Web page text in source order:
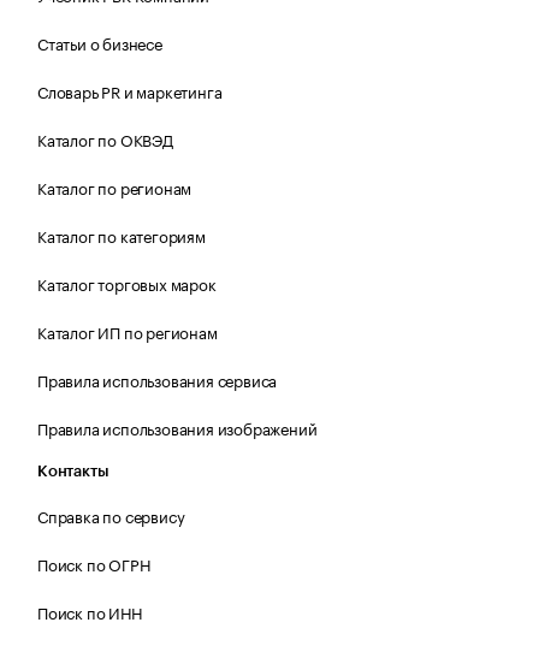
Статьи о бизнесе
Словарь PR и маркетинга
Каталог по ОКВЭД
Каталог по регионам
Каталог по категориям
Каталог торговых марок
Каталог ИП по регионам
Правила использования сервиса
Правила использования изображений
Контакты
Справка по сервису
Поиск по ОГРН
Поиск по ИНН